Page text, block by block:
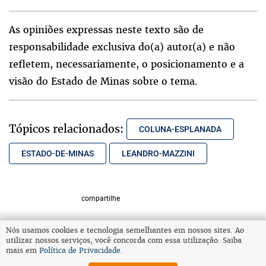
As opiniões expressas neste texto são de
responsabilidade exclusiva do(a) autor(a) e não
refletem, necessariamente, o posicionamento e a
visão do Estado de Minas sobre o tema.
Tópicos relacionados: COLUNA-ESPLANADA
ESTADO-DE-MINAS LEANDRO-MAZZINI
compartilhe
VOLTAR AO TOPO
Nós usamos cookies e tecnologia semelhantes em nossos sites. Ao
utilizar nossos serviços, você concorda com essa utilização. Saiba
mais em Política de Privacidade.